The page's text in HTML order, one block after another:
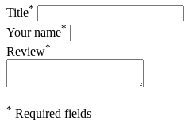
Title*
Your name*
Review*
* Required fields